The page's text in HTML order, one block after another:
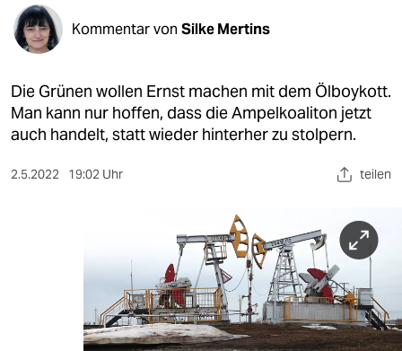
öko
gesellschaft
kultur
sport
berlin
Kommentar von Silke Mertins
Die Grünen wollen Ernst machen mit dem Ölboykott.
Man kann nur hoffen, dass die Ampelkoaliton jetzt
auch handelt, statt wieder hinterher zu stolpern.
2.5.2022 19:02 Uhr teilen